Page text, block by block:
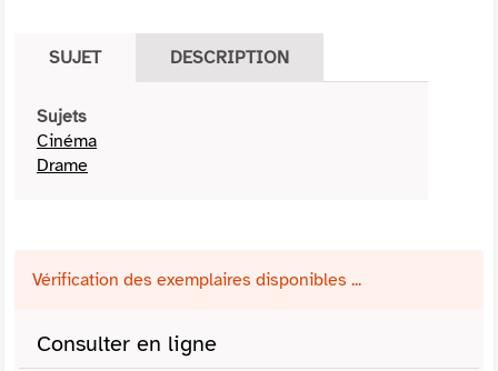
SUJET DESCRIPTION
Sujets
Cinéma
Drame
Vérification des exemplaires disponibles ...
Consulter en ligne